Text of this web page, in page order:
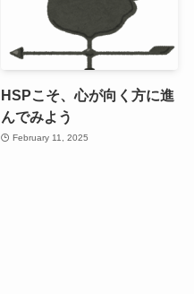
HSPこそ、心が向く方に進
んでみよう
February 11, 2025